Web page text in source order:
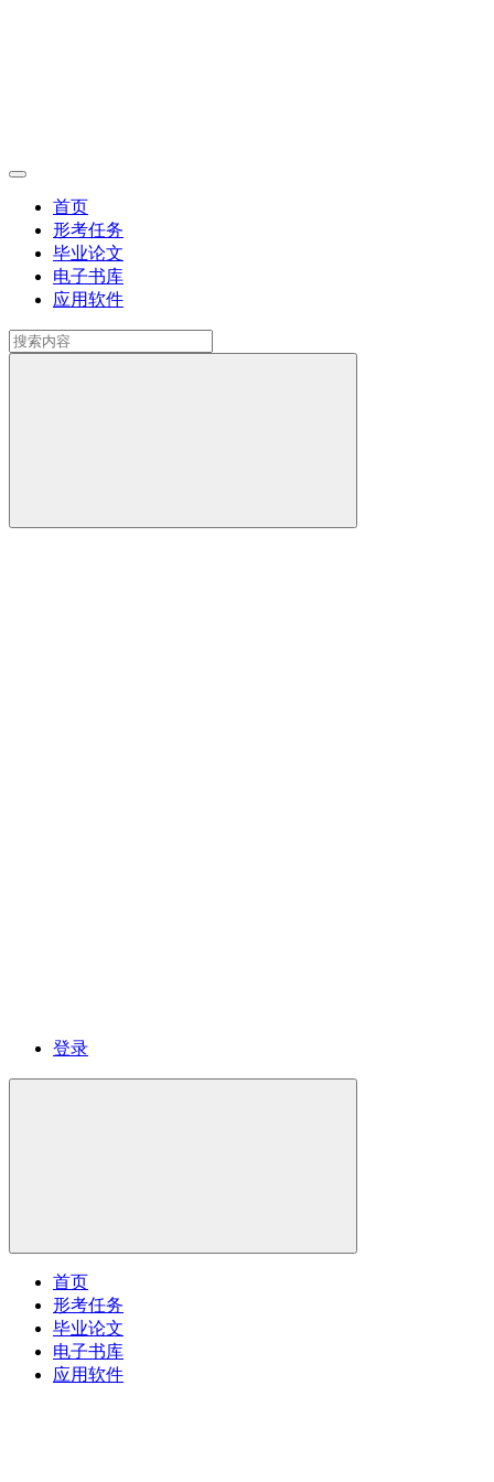
首页
形考任务
毕业论文
电子书库
应用软件
登录
首页
形考任务
毕业论文
电子书库
应用软件